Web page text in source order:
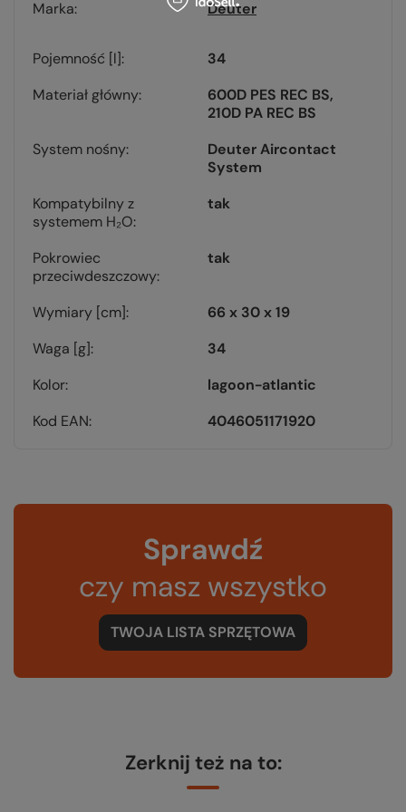
Marka Deuter
Pojemność [l]
34
Materiał główny
600D PES REC BS
210D PA REC BS
System nośny
Deuter Aircontact
System
Kompatybilny z
systemem H₂O
tak
Pokrowiec
przeciwdeszczowy
tak
Wymiary [cm]
66 x 30 x 19
Waga [g]
34
Kolor
lagoon-atlantic
Kod EAN
4046051171920
Sprawdź
czy masz wszystko
TWOJA LISTA SPRZĘTOWA
Zerknij też na to: